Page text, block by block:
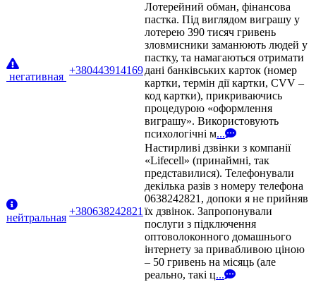
негативная
+380443914169
Лотерейний обман, фінансова
пастка. Під виглядом виграшу у
лотерею 390 тисяч гривень
зловмисники заманюють людей у
пастку, та намагаються отримати
дані банківських карток (номер
картки, термін дії картки, CVV –
код картки), прикриваючись
процедурою «оформлення
виграшу». Використовують
психологічні м...
нейтральная
+380638242821
Настирливі дзвінки з компанії
«Lifecell» (принаймні, так
представилися). Телефонували
декілька разів з номеру телефона
0638242821, допоки я не прийняв
їх дзвінок. Запропонували
послуги з підключення
оптоволоконного домашнього
інтернету за привабливою ціною
– 50 гривень на місяць (але
реально, такі ц...